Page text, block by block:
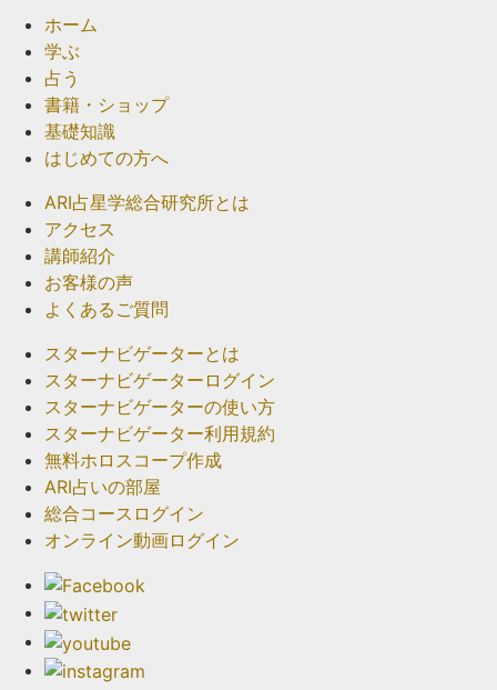
ホーム
学ぶ
占う
書籍・ショップ
基礎知識
はじめての方へ
ARI占星学総合研究所とは
アクセス
講師紹介
お客様の声
よくあるご質問
スターナビゲーターとは
スターナビゲーターログイン
スターナビゲーターの使い方
スターナビゲーター利用規約
無料ホロスコープ作成
ARI占いの部屋
総合コースログイン
オンライン動画ログイン